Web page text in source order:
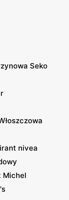
Seko
nivea
Michel